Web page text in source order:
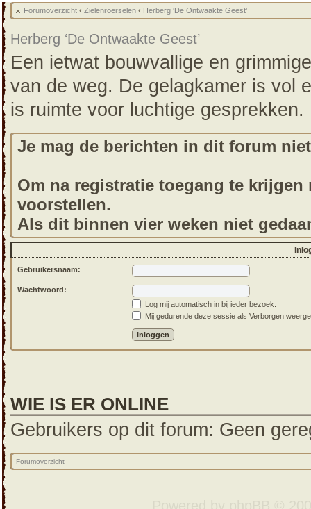
Forumoverzicht ‹ Zielenroerselen ‹ Herberg ‘De Ontwaakte Geest’
Herberg ‘De Ontwaakte Geest’
Een ietwat bouwvallige en
van de weg. De gelagkamer is vol
is ruimte voor luchtige gesprekken.
Je mag de berichten in dit forum
Om na registratie toegang te
voorstellen.
Als dit binnen vier weken niet
Gebruikersnaam:
Wachtwoord:
Log mij automatisch in bij ieder bezoek.
Mij gedurende deze sessie als Verborgen
WIE IS ER ONLINE
Gebruikers op dit forum: Geen
Forumoverzicht